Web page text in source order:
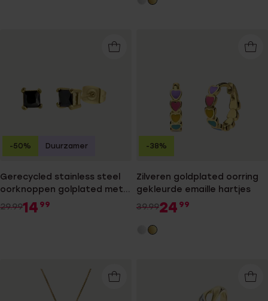
Gerecycled stainless steel
oorknoppen golplated met
vierkante zirkonia 4mm voor
heren
29.9914 99
-50% Duurzamer
Zilveren goldplated oorring
gekleurde emaille hartjes
39.9924 99
-38%